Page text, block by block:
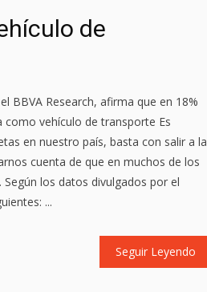
de
BBVA Research, afirma que en 18%
vehículo de transporte Es
en nuestro país, basta con salir a la
cuenta de que en muchos de los
los datos divulgados por el
...
Seguir Leyendo